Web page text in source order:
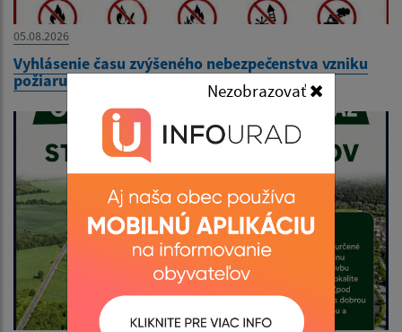
05.08.2026
Vyhlásenie času zvýšeného nebezpečenstva vzniku
požiaru
Nezobrazovať